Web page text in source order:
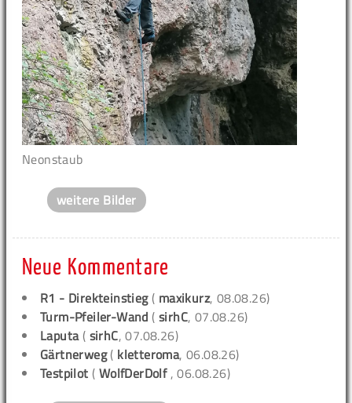
Neonstaub
weitere Bilder
Neue Kommentare
R1 - Direkteinstieg( maxikurz, 08.08.26)
Turm-Pfeiler-Wand (sirhC, 07.08.26)
Laputa( sirhC, 07.08.26)
Gärtnerweg( kletteroma, 06.08.26)
Testpilot ( WolfDerDolf , 06.08.26)